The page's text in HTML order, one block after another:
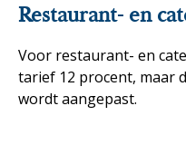
Restaurant- en
Voor restaurant- en
tarief 12 procent, maar
wordt aangepast.